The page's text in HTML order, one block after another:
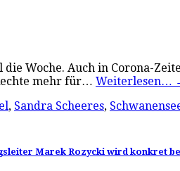
Woche. Auch in Corona-
mehr für… Weiterlesen…
, Sandra Scheeres,
Marek Rozycki wird konkret